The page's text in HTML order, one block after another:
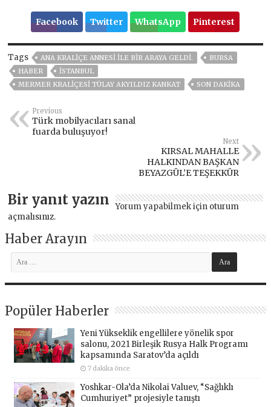
Facebook Twitter WhatsApp Pinterest
Tags ANA KRALIÇE ANNESI ILE BIR ARAYA GELDI.
BURSA
HABER
ISTANBUL
MERMER KRALIÇESI TÜLAY AKYILDIZ KANKAT
SON DAKIKA
Previous
Türk mobilyacıları sanal
fuarda buluşuyor!
Next
KIRSAL MAHALLE
HALKINDAN BAŞKAN
BEYAZGÜL’E TEŞEKKÜR
Bir yanıt yazın Yorum yapabilmek için oturum
açmalısınız.
Haber Arayın
Popüler Haberler
Yeni Yükseklik engellilere yönelik spor
salonu, 2021 Birleşik Rusya Halk Programı
kapsamında Saratov’da açıldı
7 dakika önce
Yoshkar-Ola’da Nikolai Valuev, “Sağlıklı
Cumhuriyet” projesiyle tanıştı